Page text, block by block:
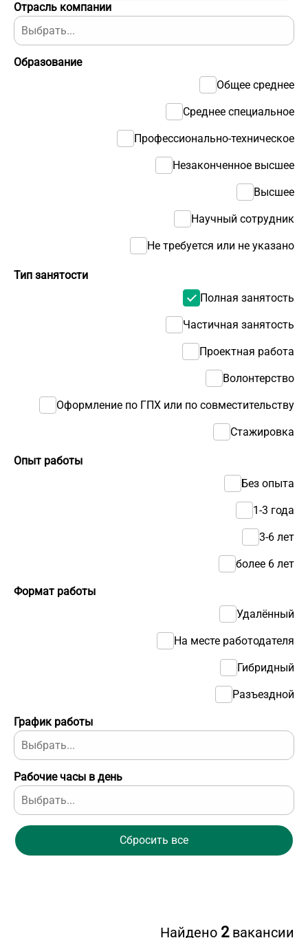
Отрасль компании
Тип занятости
Полная занятость
Частичная занятость
Проектная работа
Волонтерство
Оформление по ГПХ или по совместительству
Стажировка
Образование
Общее среднее
Среднее специальное
Профессионально-техническое
Незаконченное высшее
Высшее
Научный сотрудник
Не требуется или не указано
Опыт работы
Без опыта
1-3 года
3-6 лет
более 6 лет
График работы
Рабочие часы в день
Формат работы
Удалённый
На месте работодателя
Гибридный
Разъездной
Сбросить все
Найдено 2вакансии